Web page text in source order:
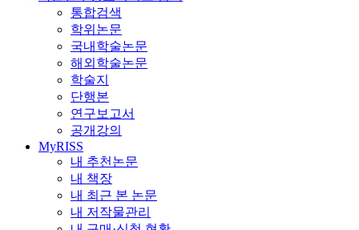
통합검색
학위논문
국내학술논문
해외학술논문
학술지
단행본
연구보고서
공개강의
MyRISS
내 추천논문
내 책장
내 최근 본 논문
내 저작물관리